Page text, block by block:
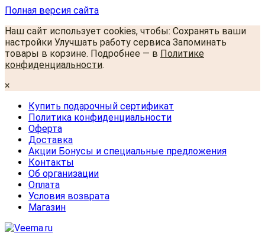
Полная версия сайта
Наш сайт использует cookies, чтобы: Сохранять ваши
настройки Улучшать работу сервиса Запоминать
товары в корзине. Подробнее — в Политике
конфиденциальности.
×
Купить подарочный сертификат
Политика конфиденциальности
Оферта
Доставка
Акции Бонусы и специальные предложения
Контакты
Об организации
Оплата
Условия возврата
Магазин